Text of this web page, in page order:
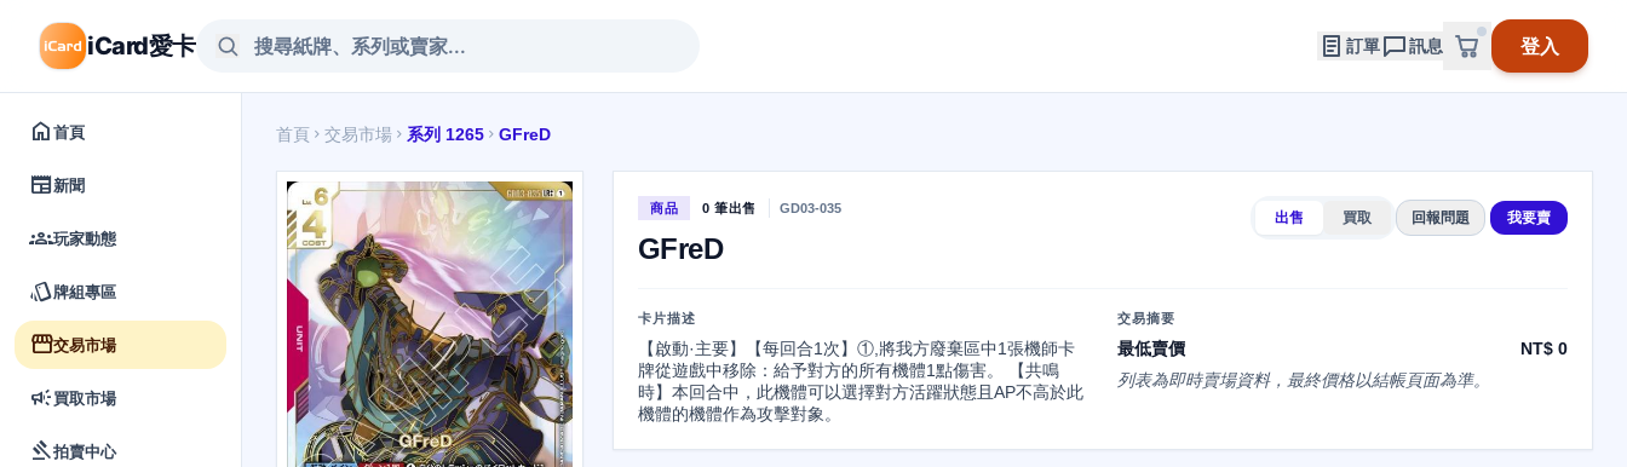
iCard愛卡 訂單 訊息 登入
home首頁
newspaper新聞
groups玩家動態
style牌組專區
storefront交易市場
campaign買取市場
gavel拍賣中心
首頁 chevron_right 交易市場 chevron_right 系列 1265 chevron_right GFreD
商品 0 筆出售 GD03-035
GFreD
出售 買取 回報問題 我要賣
卡片描述
【啟動·主要】【每回合1次】①,將我方廢棄區中1張機師卡
牌從遊戲中移除：給予對方的所有機體1點傷害。 【共鳴
時】本回合中，此機體可以選擇對方活躍狀態且AP不高於此
機體的機體作為攻擊對象。
交易摘要
最低賣價
NT$ 0
列表為即時賣場資料，最終價格以結帳頁面為準。